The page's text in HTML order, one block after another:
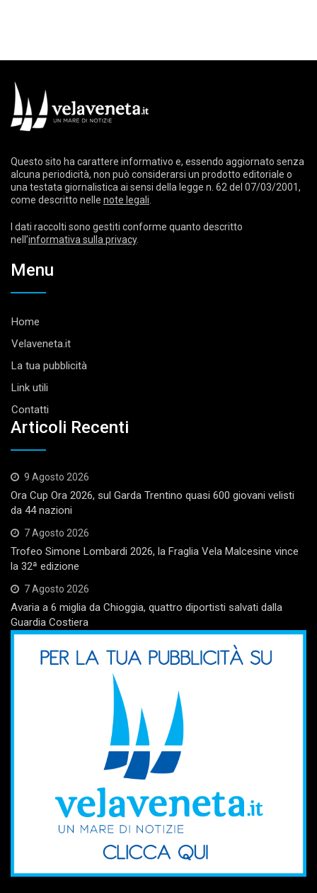
Questo sito ha carattere informativo e, essendo aggiornato senza
alcuna periodicità, non può considerarsi un prodotto editoriale o
una testata giornalistica ai sensi della legge n. 62 del 07/03/2001,
come descritto nelle note legali
I dati raccolti sono gestiti conforme quanto descritto
nell’informativa sulla privacy.
Menu
Home
Velaveneta.it
La tua pubblicità
Link utili
Contatti
Articoli Recenti
9 Agosto 2026
Ora Cup Ora 2026, sul Garda Trentino quasi 600 giovani velisti
da 44 nazioni
7 Agosto 2026
Trofeo Simone Lombardi 2026, la Fraglia Vela Malcesine vince
la 32ª edizione
7 Agosto 2026
Avaria a 6 miglia da Chioggia, quattro diportisti salvati dalla
Guardia Costiera